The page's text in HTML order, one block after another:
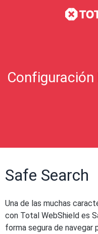
Configuración
Safe Search
Una de las muchas
con Total WebShield es
forma segura de navegar